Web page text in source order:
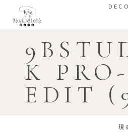
現
K PRO-
EDIT